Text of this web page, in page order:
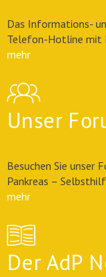
Das Informations-
Telefon-Hotline mit
mehr
Unser
Besuchen Sie unser
Pankreas –
mehr
Der AdP